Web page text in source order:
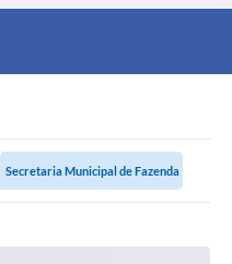
Secretaria Municipal de Fazenda